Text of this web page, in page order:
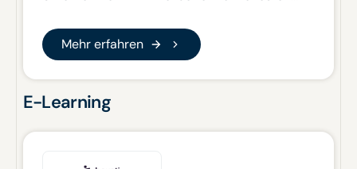
hilft Unternehmen dabei, auf papierbasierte
und manuelle Prozesse zu verzichten, um die
zu verbessern.
Mehr erfahren
Mehr erfahren
E-Learning